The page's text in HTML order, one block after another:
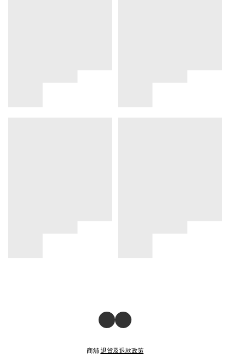
商舖 退貨及退款政策